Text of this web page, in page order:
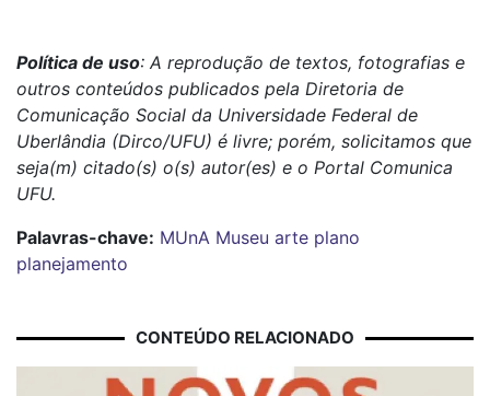
Política de uso: A reprodução de textos, fotografias e
outros conteúdos publicados pela Diretoria de
Comunicação Social da Universidade Federal de
Uberlândia (Dirco/UFU) é livre; porém, solicitamos que
seja(m) citado(s) o(s) autor(es) e o Portal Comunica
UFU.
Palavras-chave: MUnA Museu arte plano
planejamento
CONTEÚDO RELACIONADO